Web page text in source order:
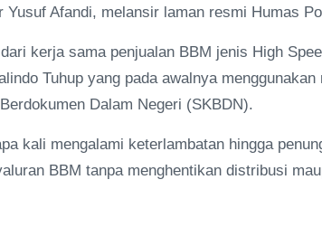
Yusuf Afandi, melansir laman resmi Humas
kerja sama penjualan BBM jenis High
Tuhup yang pada awalnya
Dalam Negeri (SKBDN).
kali mengalami keterlambatan hingga
BBM tanpa menghentikan distribusi